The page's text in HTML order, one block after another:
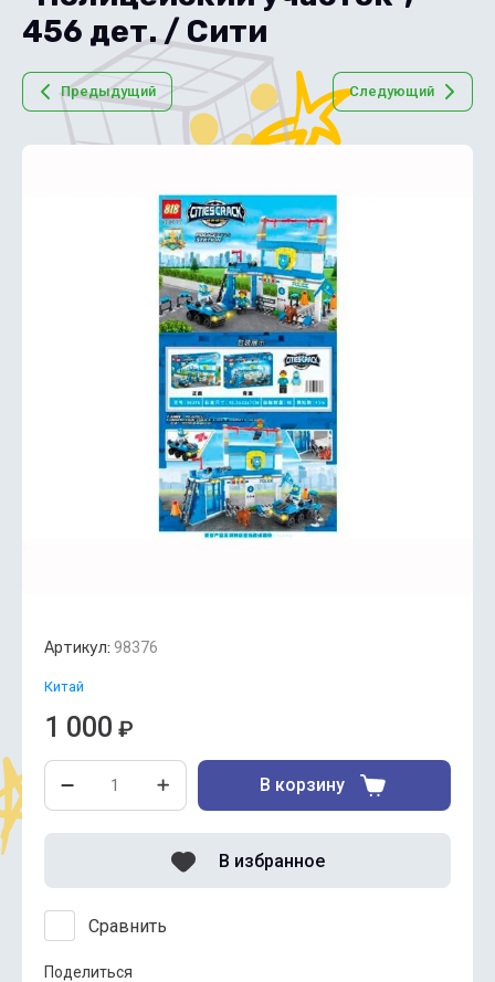
456 дет. / Сити
Предыдущий Следующий
Артикул: 98376
Китай
1 000 ₽
В корзину
Сравнить
В избранное
Поделиться